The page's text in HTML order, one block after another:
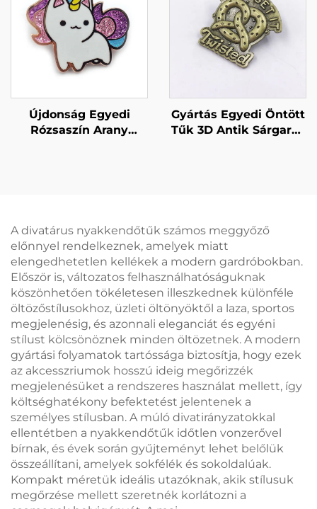
kemény émállal
készült jelvény
Újdonság Egyedi
Rózsaszín Arany
Gyártás Egyedi Öntött
Tűk 3D Antik Sárgaréz
A divatárus nyakkendőtűk számos meggyőző
előnnyel rendelkeznek, amelyek miatt
elengedhetetlen kellékek a modern gardróbokban.
Először is, változatos felhasználhatóságuknak
köszönhetően tökéletesen illeszkednek különféle
öltözőstílusokhoz, üzleti öltönyöktől a laza, sportos
megjelenésig, és azonnali eleganciát és egyéni
stílust kölcsönöznek minden öltözetnek. A modern
gyártási folyamatok tartóssága biztosítja, hogy ezek
az akcesszriumok hosszú ideig megőrizzék
megjelenésüket a rendszeres használat mellett, így
költséghatékony befektetést jelentenek a
személyes stílusban. A múló divatirányzatokkal
ellentétben a nyakkendőtűk időtlen vonzerővel
bírnak, és évek során gyűjteményt lehet belőlük
összeállítani, amelyek sokfélék és sokoldalúak.
Kompakt méretük ideális utazóknak, akik stílusuk
megőrzése mellett szeretnék korlátozni a